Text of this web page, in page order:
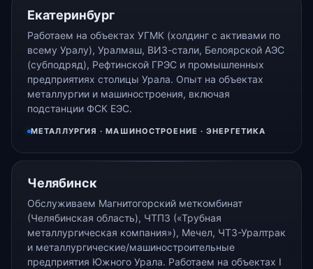
Екатеринбург
Работаем на объектах УГМК (холдинг с активами по
всему Уралу), Уралмаш, ВИЗ-стали, Белоярской АЭС
(субподряд), Рефтинской ГРЭС и промышленных
предприятиях столицы Урала. Опыт на объектах
металлургии и машиностроения, включая
подстанции ФСК ЕЭС.
МЕТАЛЛУРГИЯ · МАШИНОСТРОЕНИЕ · ЭНЕРГЕТИКА
Челябинск
Обслуживаем Магнитогорский меткомбинат
(Челябинская область), ЧТПЗ («Трубная
металлургическая компания»), Мечел, ЧТЗ-Уралтрак
и металлургические/машиностроительные
предприятия Южного Урала. Работаем на объектах I